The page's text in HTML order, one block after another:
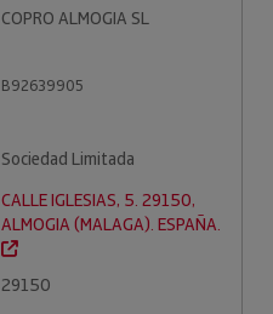
COPRO ALMOGIA SL
B92639905
Sociedad Limitada
CALLE IGLESIAS, 5. 29150,
ALMOGIA (MALAGA). ESPAÑA.
29150